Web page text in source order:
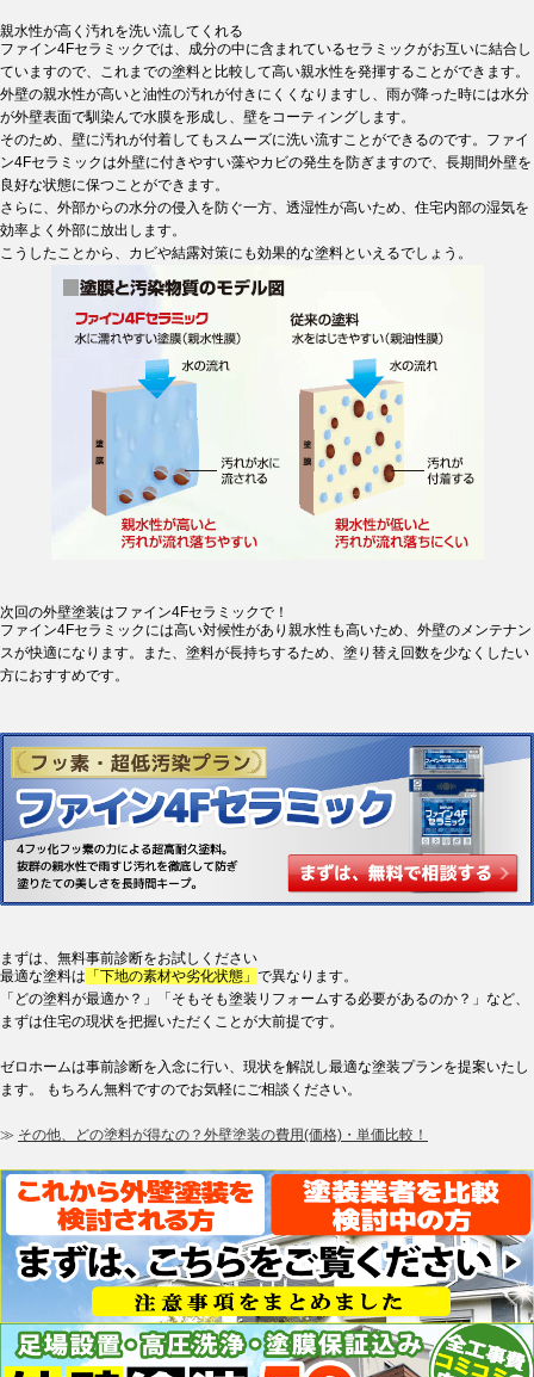
親水性が高く汚れを洗い流してくれる
ファイン4Fセラミックでは、成分の中に含まれているセラミックがお互いに結合し
ていますので、これまでの塗料と比較して高い親水性を発揮することができます。
外壁の親水性が高いと油性の汚れが付きにくくなりますし、雨が降った時には水分
が外壁表面で馴染んで水膜を形成し、壁をコーティングします。
そのため、壁に汚れが付着してもスムーズに洗い流すことができるのです。ファイ
ン4Fセラミックは外壁に付きやすい藻やカビの発生を防ぎますので、長期間外壁を
良好な状態に保つことができます。
さらに、外部からの水分の侵入を防ぐ一方、透湿性が高いため、住宅内部の湿気を
効率よく外部に放出します。
こうしたことから、カビや結露対策にも効果的な塗料といえるでしょう。
次回の外壁塗装はファイン4Fセラミックで！
ファイン4Fセラミックには高い対候性があり親水性も高いため、外壁のメンテナン
スが快適になります。また、塗料が長持ちするため、塗り替え回数を少なくしたい
方におすすめです。
まずは、無料事前診断をお試しください
最適な塗料は 「下地の素材や劣化状態」 で異なります。
「どの塗料が最適か？」「そもそも塗装リフォームする必要があるのか？」 など、
まずは住宅の現状を把握いただくことが大前提です。
ゼロホームは事前診断を入念に行い、現状を解説し最適な塗装プランを提案いたし
ます。 もちろん無料ですのでお気軽にご相談ください。
≫ その他、どの塗料が得なの？外壁塗装の費用(価格)・単価比較！